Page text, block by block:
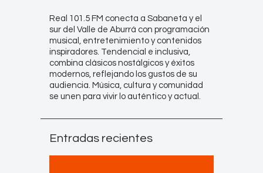
Real 101.5 FM conecta a Sabaneta y el
sur del Valle de Aburrá con programación
musical, entretenimiento y contenidos
inspiradores. Tendencial e inclusiva,
combina clásicos nostálgicos y éxitos
modernos, reflejando los gustos de su
audiencia. Música, cultura y comunidad
se unen para vivir lo auténtico y actual.
Entradas recientes